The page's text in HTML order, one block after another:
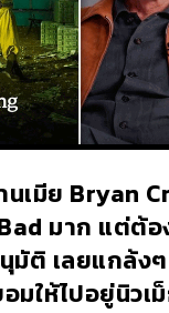
เมีย Bryan
มาก แต่ต้อ
มัติ เลยแกล้ง
ให้ไปอยู่นิวเ